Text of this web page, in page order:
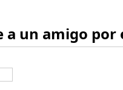
a un amigo por